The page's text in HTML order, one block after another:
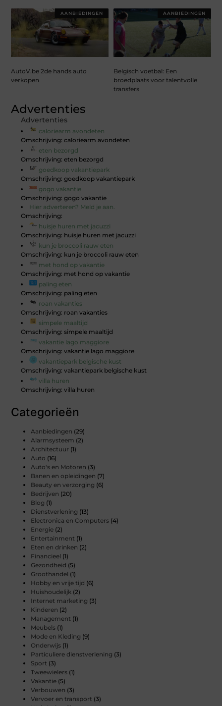
Advertenties
Advertenties
caloriearm avondeten
Omschrijving: caloriearm avondeten
eten bezorgd
Omschrijving: eten bezorgd
goedkoop vakantiepark
Omschrijving: goedkoop vakantiepark
gogo vakantie
Omschrijving: gogo vakantie
Hier adverteren? Meld je aan.
Omschrijving:
huisje huren met jacuzzi
Omschrijving: huisje huren met jacuzzi
kun je broccoli rauw eten
Omschrijving: kun je broccoli rauw eten
met hond op vakantie
Omschrijving: met hond op vakantie
paling eten
Omschrijving: paling eten
roan vakanties
Omschrijving: roan vakanties
simpele maaltijd
Omschrijving: simpele maaltijd
vakantie lago maggiore
Omschrijving: vakantie lago maggiore
vakantiepark belgische kust
Omschrijving: vakantiepark belgische kust
villa huren
Omschrijving: villa huren
Categorieën
Aanbiedingen (29)
Alarmsysteem (2)
Architectuur (1)
Auto (16)
Auto's en Motoren (3)
Banen en opleidingen (7)
Beauty en verzorging (6)
Bedrijven (20)
Blog (1)
Dienstverlening (13)
Electronica en Computers (4)
Energie (2)
Entertainment (1)
Eten en drinken (2)
Financieel (1)
Gezondheid (5)
Groothandel (1)
Hobby en vrije tijd (6)
Huishoudelijk (2)
Internet marketing (3)
Kinderen (2)
Management (1)
Meubels (1)
Mode en Kleding (9)
Onderwijs (1)
Particuliere dienstverlening (3)
Sport (3)
Tweewielers (1)
Vakantie (5)
Verbouwen (3)
Vervoer en transport (3)
AANBIEDINGEN
AutoV.be 2de hands auto
verkopen
AANBIEDINGEN
Belgisch voetbal: Een
broedplaats voor talentvolle
transfers